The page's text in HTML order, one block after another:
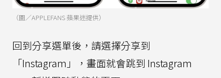
（圖／APPLEFANS 蘋果迷提供）
回到分享選單後，請選擇分享到
「Instagram」，畫面就會跳到 Instagram